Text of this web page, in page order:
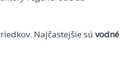
Najčastejšie sú vodné